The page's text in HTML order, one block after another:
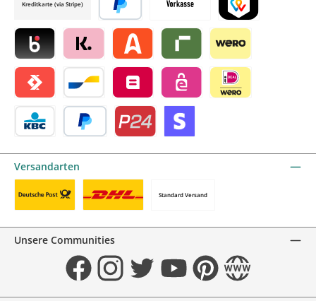
Vorkasse TWINT by mollie
Blik by mollieKlarna by mollieAlma by mollieRiverty by mollie
Wero
Satispay by mollieBancontact by mollie
Belfius by mollieeps by mollie
Kreditkarte (via Stripe)
Später bezahlen
Versandarten
Standard Versand
Unsere Communities
FacebookInstagramTwitter YouTubePinterestWebsite